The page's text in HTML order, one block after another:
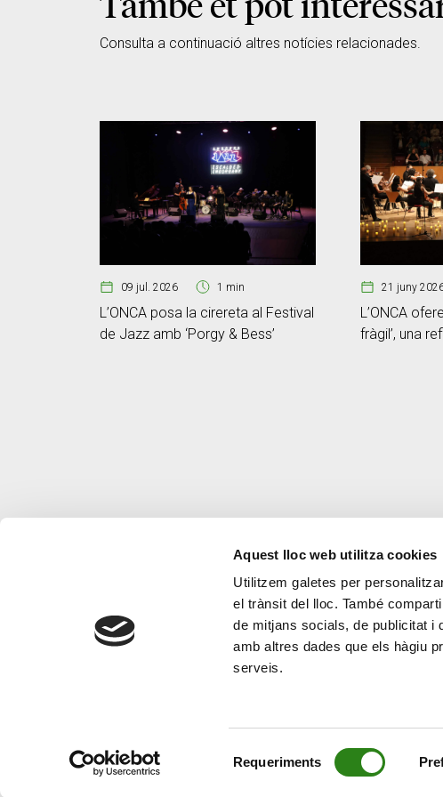
Aquest lloc web utilitza cookies
Utilitzem galetes per
el trànsit del lloc. També
de mitjans socials, de publicitat i
amb altres dades que els hàgiu
serveis.
Requeriments
Consulta a continuació altres notícies relacionades.
09 jul. 2026 1 min
L’ONCA posa la cirereta al Festival
de Jazz amb ‘Porgy & Bess’
21 juny
L’ONCA
fràgil’, una